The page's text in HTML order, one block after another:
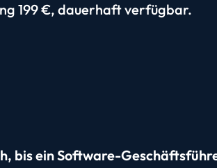
199 €, dauerhaft verfügbar.
bis ein Software-